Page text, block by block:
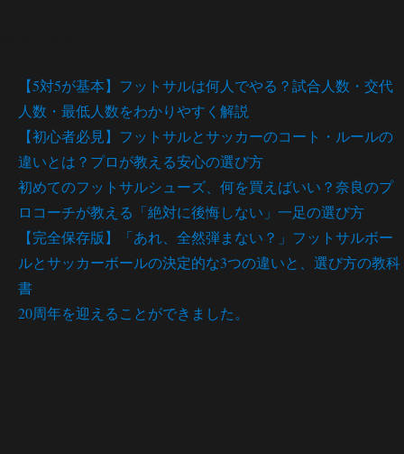
【5対5が基本】フットサルは何人でやる？試合人数・交代
人数・最低人数をわかりやすく解説
【初心者必見】フットサルとサッカーのコート・ルールの
違いとは？プロが教える安心の選び方
初めてのフットサルシューズ、何を買えばいい？奈良のプ
ロコーチが教える「絶対に後悔しない」一足の選び方
【完全保存版】「あれ、全然弾まない？」フットサルボー
ルとサッカーボールの決定的な3つの違いと、選び方の教科
書
20周年を迎えることができました。